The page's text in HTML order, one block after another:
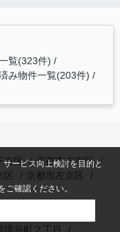
覧(323件)
み物件一覧(203件)
京区
京都市右京区
区
京都市左京区
境谷町２丁目
ービス向上検討を目的と
ご確認ください。